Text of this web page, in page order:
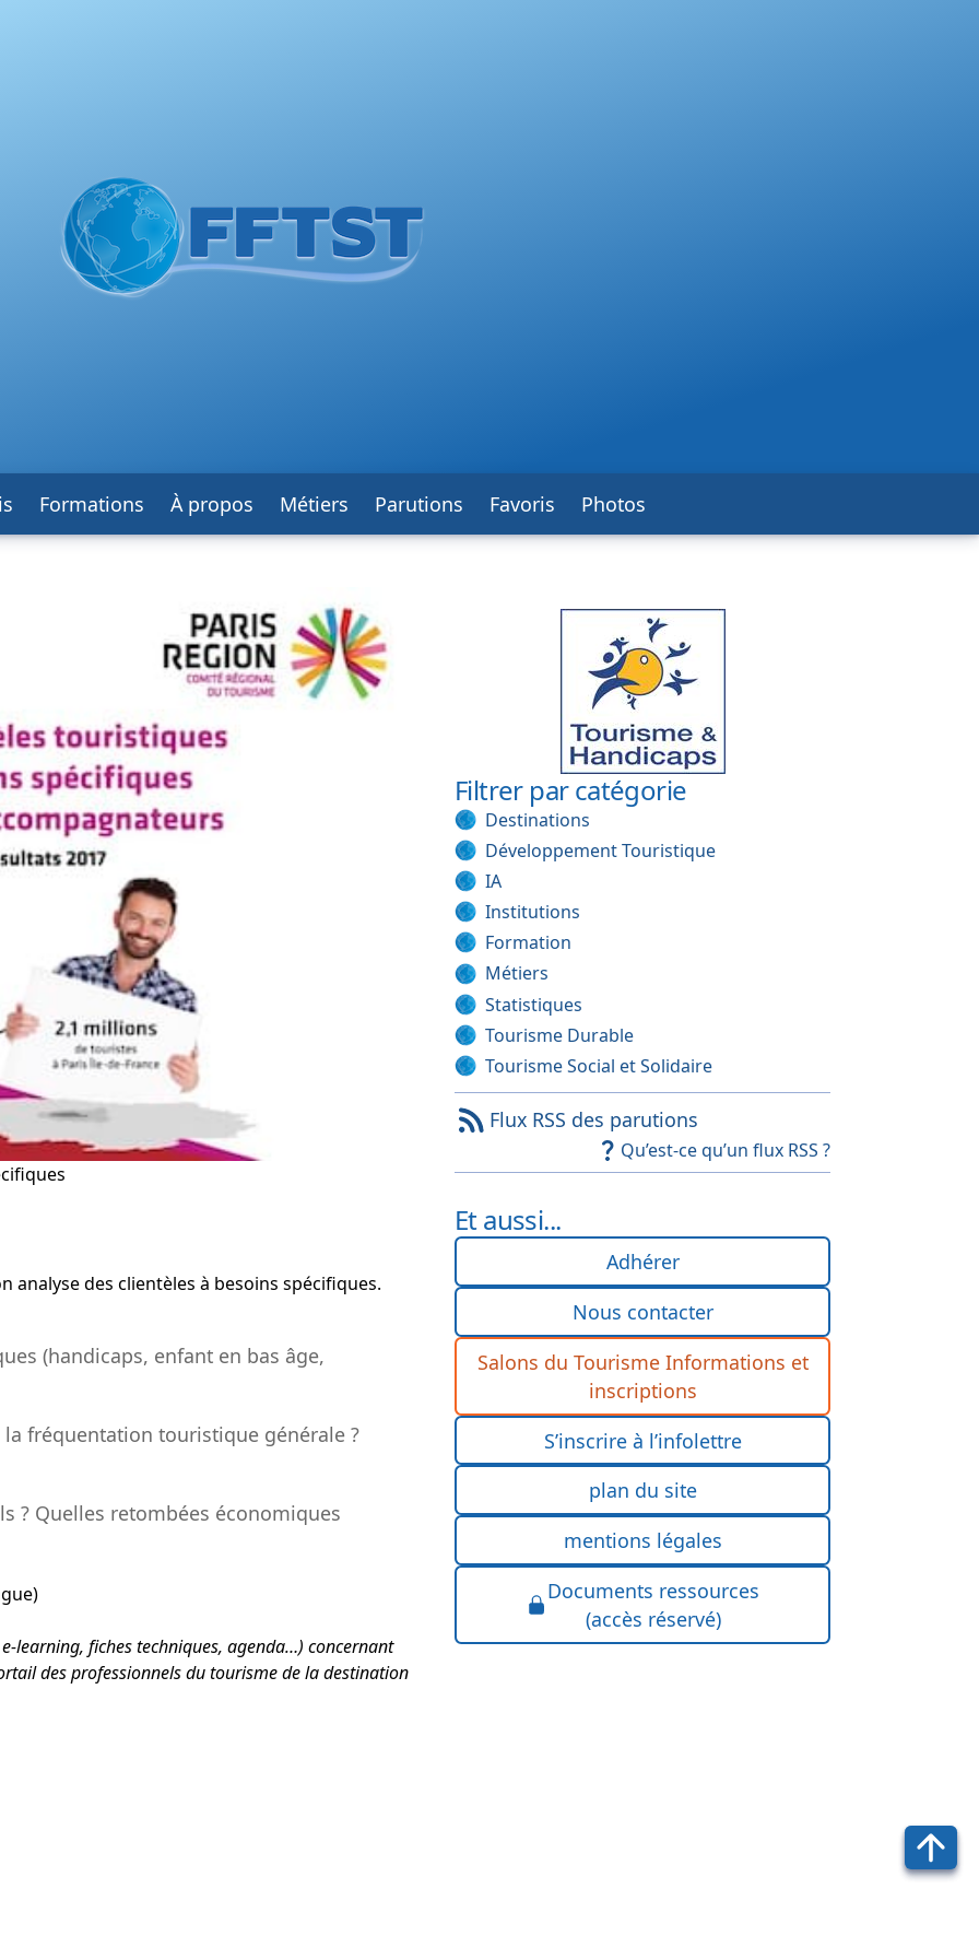
Formations À propos Métiers Parutions Favoris Photos
analyse des clientèles à besoins spécifiques.
(handicaps, enfant en bas âge,
fréquentation touristique générale ?
? Quelles retombées économiques
learning, fiches techniques, agenda…) concernant
des professionnels du tourisme de la destination
Filtrer par catégorie
Destinations
Développement Touristique
IA
Institutions
Formation
Métiers
Statistiques
Tourisme Durable
Tourisme Social et Solidaire
Flux RSS des parutions
Qu’est-ce qu’un flux RSS ?
Et aussi...
Adhérer
Nous contacter
Salons du Tourisme Informations et
inscriptions
S’inscrire à l’infolettre
plan du site
mentions légales
Documents ressources
(accès réservé)